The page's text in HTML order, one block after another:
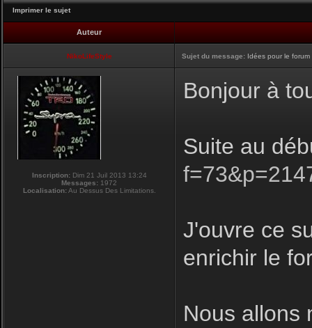
Imprimer le sujet
Auteur
NikoLifeStyle Sujet du message: Idées pour le forum
Inscription:Dim 21 Juil 2013 13:24
Messages: 1972
Localisation:Au Dessus Des Limitations.
Bonjour à
Suite au
J'ouvre ce
enrichir le
Nous allons